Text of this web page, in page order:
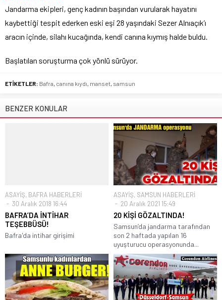
Jandarma ekipleri, genç kadının başından vurularak hayatını
kaybettiği tespit ederken eski eşi 28 yaşındaki Sezer Alnıaçık’ı
aracın içinde, silahı kucağında, kendi canına kıymış halde buldu.
Başlatılan soruşturma çok yönlü sürüyor.
ETİKETLER: Bafra, canına kıydı, manset, samsun
BENZER KONULAR
ASAYİŞ, BAFRA HABERLERİ
30 Aralık 2018 16:44
BAFRA’DA İNTİHAR
TEŞEBBÜSÜ!
Bafra'da intihar girişimi
ASAYİŞ, SAMSUN HABERLERİ
20 Aralık 2021 15:49
20 KİŞİ GÖZALTINDA!
Samsun’da jandarma tarafından
son 2 haftada yapılan 16
uyuşturucu operasyonunda...